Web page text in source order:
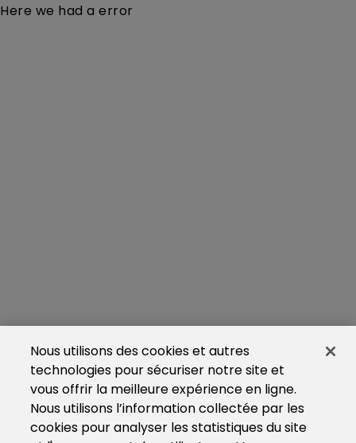
Here we had a error
Nous utilisons des cookies et autres
technologies pour sécuriser notre site et
vous offrir la meilleure expérience en ligne.
Nous utilisons l’information collectée par les
cookies pour analyser les statistiques du site